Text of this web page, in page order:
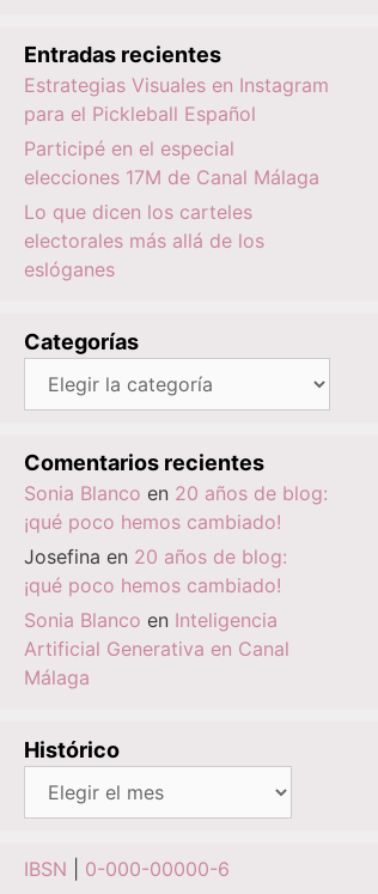
Entradas recientes
Estrategias Visuales en Instagram
para el Pickleball Español
Participé en el especial
elecciones 17M de Canal Málaga
Lo que dicen los carteles
electorales más allá de los
eslóganes
Categorías
Categorías
Comentarios recientes
Sonia Blanco en 20 años de blog:
¡qué poco hemos cambiado!
Josefina en 20 años de blog:
¡qué poco hemos cambiado!
Sonia Blanco en Inteligencia
Artificial Generativa en Canal
Málaga
Histórico
Histórico
IBSN 0-000-00000-6